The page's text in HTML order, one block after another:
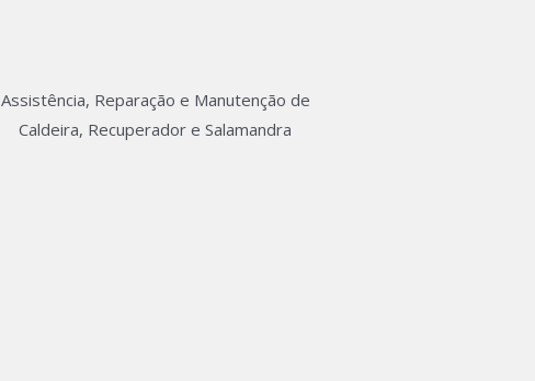
Assistência, Reparação e Manutenção de
Caldeira, Recuperador e Salamandra